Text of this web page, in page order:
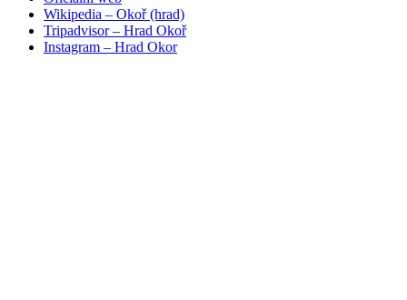
Wikipedia – Okoř (hrad)
Tripadvisor – Hrad Okoř
Instagram – Hrad Okor